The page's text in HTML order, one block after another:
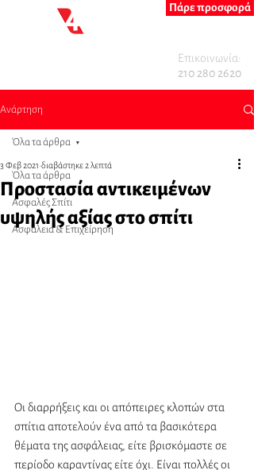
Πάρε προσφορά
Επικοινωνία:
210 280 2620
Ανάρτηση
Όλα τα άρθρα
Ασφαλές Σπίτι
Ασφάλεια & Επιχείρηση
Όλα τα άρθρα
Προστασία αντικειμένων
υψηλής αξίας στο σπίτι
3 Φεβ 2021 διαβάστηκε 2 λεπτά
Οι διαρρήξεις και οι απόπειρες κλοπών στα
σπίτια αποτελούν ένα από τα βασικότερα
θέματα της ασφάλειας, είτε βρισκόμαστε σε
περίοδο καραντίνας είτε όχι. Είναι πολλές οι